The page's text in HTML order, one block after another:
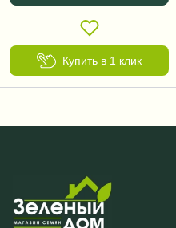
Купить в 1 клик